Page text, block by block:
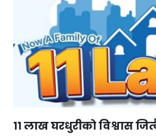
११ लाख घरधुरीको विश्वास